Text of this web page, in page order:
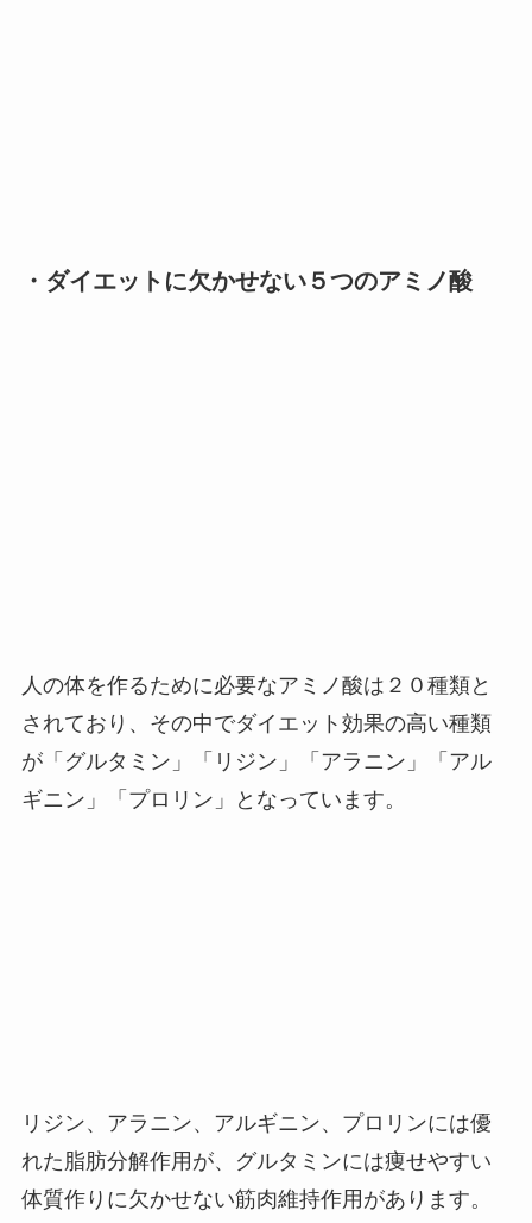
・ダイエットに欠かせない５つのアミノ酸
人の体を作るために必要なアミノ酸は２０種類と
されており、その中でダイエット効果の高い種類
が「グルタミン」「リジン」「アラニン」「アル
ギニン」「プロリン」となっています。
リジン、アラニン、アルギニン、プロリンには優
れた脂肪分解作用が、グルタミンには痩せやすい
体質作りに欠かせない筋肉維持作用があります。